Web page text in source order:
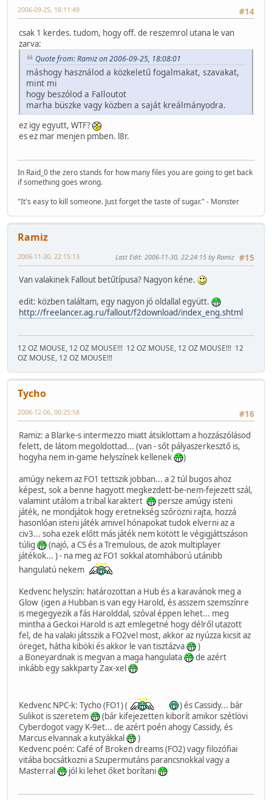
#14
2006-09-25, 18:11:49
csak 1 kerdes. tudom, hogy off. de reszemrol utana le van
zarva:
Quote from: Ramiz on 2006-09-25, 18:08:01
máshogy használod a közkeletű fogalmakat, szavakat,
mint mi
hogy beszólod a Falloutot
marha büszke vagy közben a saját kreálmányodra.
ez igy egyutt, WTF?
es ez mar menjen pmben. l8r.
In Raid_0 the zero stands for how many files you are going to get back
if something goes wrong.
"It's easy to kill someone. Just forget the taste of sugar." - Monster
Ramiz
#15
2006-11-30, 22:15:13 Last Edit: 2006-11-30, 22:24:15 by Ramiz
Van valakinek Fallout betűtípusa? Nagyon kéne.
edit: közben találtam, egy nagyon jó oldallal együtt.
http://freelancer.ag.ru/fallout/f2download/index_eng.shtml
12 OZ MOUSE, 12 OZ MOUSE!!! 12 OZ MOUSE, 12 OZ MOUSE!!! 12
OZ MOUSE, 12 OZ MOUSE!!!
Tycho
#16
2006-12-06, 00:25:58
Ramiz: a Blarke-s intermezzo miatt átsiklottam a hozzászólásod
felett, de látom megoldottad... (van - sőt pályaszerkesztő is,
hogyha nem in-game helyszínek kellenek
)
amúgy nekem az FO1 tettszik jobban... a 2 túl bugos ahoz
képest, sok a benne hagyott megkezdett-be-nem-fejezett szál,
valamint utálom a tribal karaktert
persze amúgy isteni
játék, ne mondjátok hogy eretnekség szőrözni rajta, hozzá
hasonlóan isteni játék amivel hónapokat tudok elverni az a
civ3... soha ezek előtt más játék nem kötött le végigjáttszáson
túlig
(najó, a CS és a Tremulous, de azok multiplayer
játékok... ) - na meg az FO1 sokkal atomháború utánibb
hangulatú nekem
Kedvenc helyszín: határozottan a Hub és a karavánok meg a
Glow (igen a Hubban is van egy Harold, és asszem szemszínre
is megegyezik a fás Harolddal, szóval éppen lehet... meg
mintha a Geckoi Harold is azt emlegetné hogy délről utazott
fel, de ha valaki játsszik a FO2vel most, akkor az nyúzza kicsit az
öreget, hátha kiböki és akkor le van tisztázva
)
a Boneyardnak is megvan a maga hangulata
de azért
inkább egy sakkparty Zax-xel
Kedvenc NPC-k: Tycho (FO1) (
) és Cassidy... bár
Sulikot is szeretem
(bár kifejezetten kiborít amikor szétlövi
Cyberdogot vagy K-9et... de azért poén ahogy Cassidy, és
Marcus elvannak a kutyákkal
)
Kedvenc poén: Café of Broken dreams (FO2) vagy filozófiai
vitába bocsátkozni a Szupermutáns parancsnokkal vagy a
Masterral
jól ki lehet őket borítani